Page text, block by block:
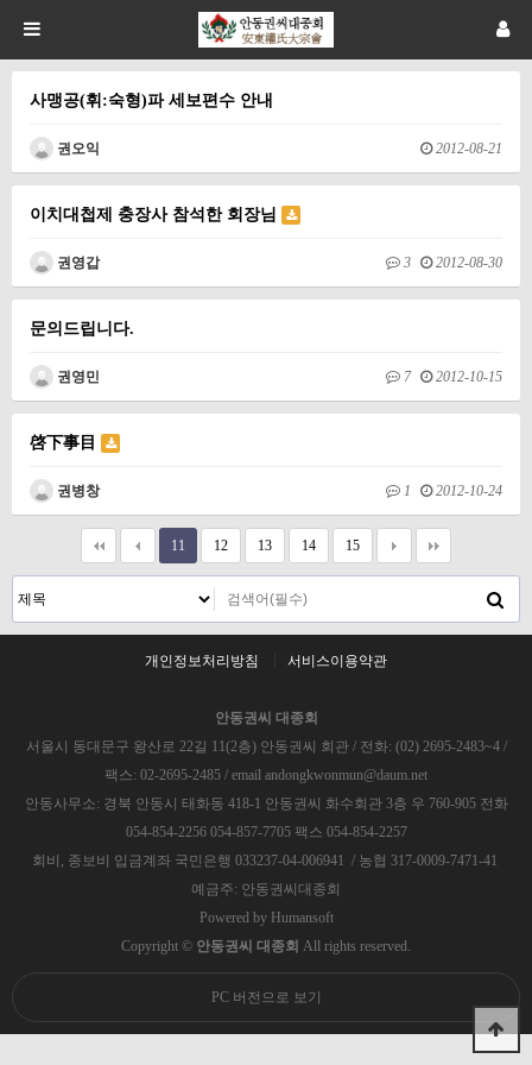
사맹공(휘:숙형)파 세보편수 안내
권오익 2012-08-21
이치대첩제 충장사 참석한 회장님
권영갑 3 2012-08-30
문의드립니다.
권영민 7 2012-10-15
啓下事目
권병창 1 2012-10-24
11 12 13 14 15
개인정보처리방침 서비스이용약관
안동권씨 대종회
서울시 동대문구 왕산로 22길 11(2층) 안동권씨 회관 / 전화: (02) 2695-2483~4 /
팩스: 02-2695-2485 / email andongkwonmun@daum.net
안동사무소: 경북 안동시 태화동 418-1 안동권씨 화수회관 3층 우 760-905 전화
054-854-2256 054-857-7705 팩스 054-854-2257
회비, 종보비 입금계좌 국민은행 033237-04-006941 / 농협 317-0009-7471-41
예금주: 안동권씨대종회
Powered by Humansoft
Copyright © 안동권씨 대종회 All rights reserved.
PC 버전으로 보기